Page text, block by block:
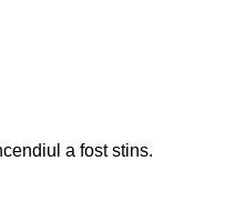
a fost stins.